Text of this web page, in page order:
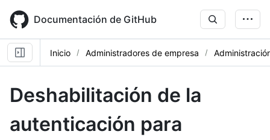
main
content
Documentación de GitHub
Inicio Administradores de empresa
Deshabilitación de la
autenticación para